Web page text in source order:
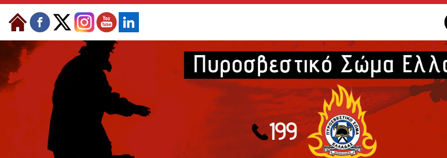
Skip to Content